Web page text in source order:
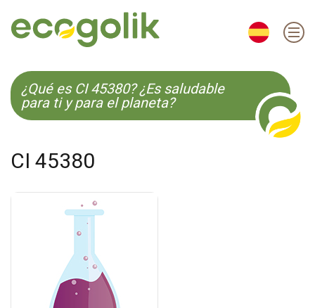
EN ES KO
¿Qué es CI 45380? ¿Es saludable
para ti y para el planeta?
CI 45380